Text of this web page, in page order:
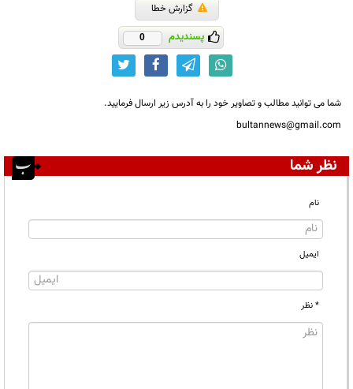
گزارش خطا
پسندیدم 0
شما می توانید مطالب و تصاویر خود را به آدرس زیر ارسال فرمایید.
bultannews@gmail.com
نظر شما
نام
ایمیل
* نظر